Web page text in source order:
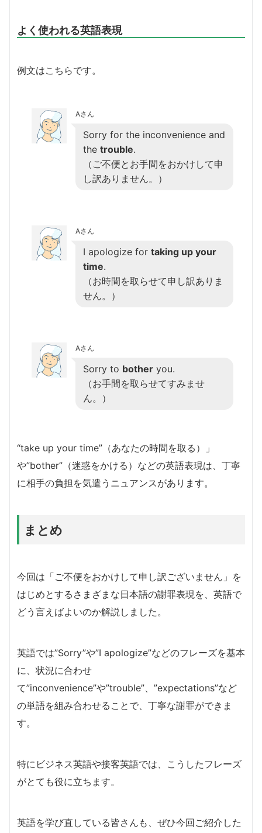
よく使われる英語表現
例文はこちらです。
Aさん
Sorry for the inconvenience and
the trouble.
（ご不便とお手間をおかけして申
し訳ありません。）
Aさん
I apologize for taking up your
time.
（お時間を取らせて申し訳ありま
せん。）
Aさん
Sorry to bother you.
（お手間を取らせてすみませ
ん。）
“take up your time”（あなたの時間を取る）」
や”bother”（迷惑をかける）などの英語表現は、丁寧
に相手の負担を気遣うニュアンスがあります。
まとめ
今回は「ご不便をおかけして申し訳ございません」を
はじめとするさまざまな日本語の謝罪表現を、英語で
どう言えばよいのか解説しました。
英語では”Sorry”や”I apologize”などのフレーズを基本
に、状況に合わせ
て”inconvenience”や”trouble”、”expectations”など
の単語を組み合わせることで、丁寧な謝罪ができま
す。
特にビジネス英語や接客英語では、こうしたフレーズ
がとても役に立ちます。
英語を学び直している皆さんも、ぜひ今回ご紹介した